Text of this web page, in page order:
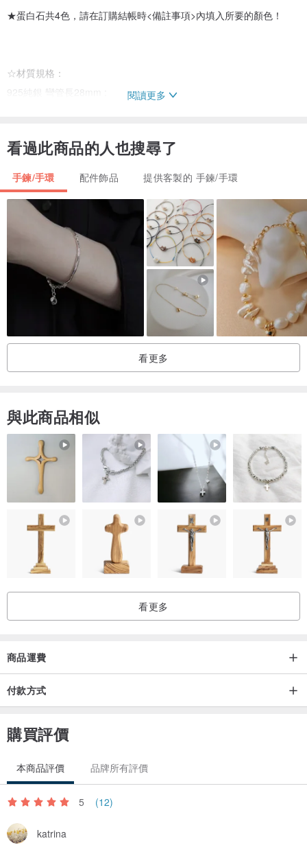
★蛋白石共4色，請在訂購結帳時<備註事項>內填入所要的顏色！
☆材質規格：
925純銀 彎管長28mm :
(蛋白石擁有漂亮的切面及亮度，反射出水晶般動人的光澤。色澤優雅
迷人)
鍊條&純銀材料全歐美進口925純銀
XS：手圍 14cm–14.5cm → 手鍊總長約15.5cm
S：手圍 14.6cm–15cm → 手鍊總長約16cm
M：手圍 15.1cm–15.5cm → 手鍊總長度約16.5cm
L：手圍 15.6cm–16cm → 手鍊總長約17cm
手圍請以實際尺寸測量，手鍊長度是以合手尺寸製作，戴起來會剛剛
好不鬆也不貼。若想戴的很寬鬆，建議先訊息提供手圍尺寸將會提供
合適建議！
商品附有高級密封袋及精美盒裝，若一次購買多件商品將以單盒包
裝，若要分開盒裝請於訂購時備註。謝謝！:)
☆手製商品可能會有些微誤差，手製品擁有客製化的專屬製作。標準
較高的朋友購買前請三思。若對商品有任何問題皆歡迎與我連絡。每
件商品皆用心製作力求完美！:)
☆注意事項：
手作飾品可能會有些微的誤差。
每台電腦的解析度不同可能會有些微的色差。
商品實際尺寸如商品規格說明。
☆訂購商品注意事項＆使用及保養方式
www.pinkoi.com/panel/store?p=policy...
Thank you for your visiting!★
產地/製造方式
產地台灣 手工製作
閱讀更多
看過此商品的人也搜尋了
手鍊/手環 配件飾品 提供客製的 手鍊/手環
看更多
與此商品相似
看更多
商品運費
付款方式
購買評價
本商品評價 品牌所有評價
5 (12)
katrina